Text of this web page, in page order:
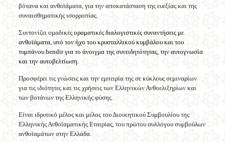
βότανα και ανθοϊάματα, για την αποκατάσταση της ευεξίας και της
συναισθηματικής ισορροπίας.
Συντονίζει ομαδικέςοραματικές διαλογιστικές συναντήσεις με
ανθοϊάματα, υπό τον ήχο του κρυσταλλικού κυμβάλου και του
τυμπάνου bendirγια το άνοιγμα της συνειδητότητας, την αυτογνωσία
και την αυτοβελτίωση.
Προσφέρει τις γνώσεις και την εμπειρία της σε κύκλους σεμιναρίων
για τις ιδιότητες και τις χρήσεις των Ελληνικών Ανθοελιξηρίων και
των βοτάνων της Ελληνικής φύσης.
Είναι ιδρυτικό μέλος και μέλος του Διοικητικού Συμβουλίου της
Ελληνικής Ανθοϊαματικής Εταιρίας, του πρώτου συλλόγου συμβούλων
ανθοϊαμάτων στην Ελλάδα.